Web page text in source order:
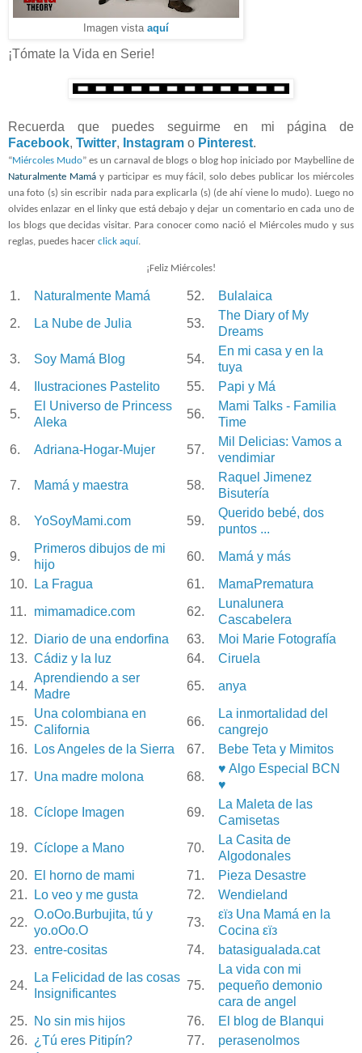
Imagen vista aquí
¡Tómate la Vida en Serie!
Recuerda que puedes seguirme en mi página de
Facebook, Twitter, Instagram o Pinterest.
“Miércoles Mudo” es un carnaval de blogs o blog hop iniciado por Maybelline de
Naturalmente Mamáy participar es muy fácil, solo debes publicar los miércoles
una foto (s) sin escribir nada para explicarla (s) (de ahí viene lo mudo). Luego no
olvides enlazar en el linky que está debajo y dejar un comentario en cada uno de
los blogs que decidas visitar. Para conocer como nació el Miércoles mudo y sus
reglas, puedes hacer click aquí.
¡Feliz Miércoles!
1. Naturalmente Mamá 52.
Bulalaica
2.
La Nube de Julia 53.
The Diary of My
Dreams
3.
Soy Mamá Blog 54.
En mi casa y en la
tuya
4.
Ilustraciones Pastelito 55.
Papi y Má
5.
El Universo de Princess
Aleka
56.
Mami Talks - Familia
Time
6.
Adriana-Hogar-Mujer 57.
Mil Delicias: Vamos a
vendimiar
7.
Mamá y maestra 58.
Raquel Jimenez
Bisutería
8.
YoSoyMami.com 59.
Querido bebé, dos
puntos ...
9.
Primeros dibujos de mi
hijo
60.
Mamá y más
10.
La Fragua 61.
MamaPrematura
11.
mimamadice.com 62.
Lunalunera
Cascabelera
12.
Diario de una endorfina 63.
Moi Marie Fotografía
13. Cádiz y la luz 64.
Ciruela
14.
Aprendiendo a ser
Madre
65. anya
15.
Una colombiana en
California
66.
La inmortalidad del
cangrejo
16.
Los Angeles de la Sierra 67.
Bebe Teta y Mimitos
17. Una madre molona 68.
♥ Algo Especial BCN
♥
18. Cíclope Imagen 69.
La Maleta de las
Camisetas
19. Cíclope a Mano 70.
La Casita de
Algodonales
20.
El horno de mami 71.
Pieza Desastre
21.
Lo veo y me gusta 72.
Wendieland
22.
O.oOo.Burbujita, tú y
yo.oOo.O
73.
εïз Una Mamá en la
Cocina εïз
23. entre-cositas 74. batasigualada.cat
24.
La Felicidad de las cosas
Insignificantes
75.
La vida con mi
pequeño demonio
cara de angel
25.
No sin mis hijos 76.
El blog de Blanqui
26. ¿Tú eres Pitipín? 77.
perasenolmos